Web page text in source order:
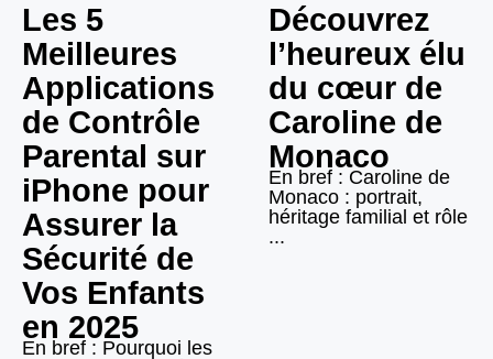
Les 5
Meilleures
Applications
de Contrôle
Parental sur
iPhone pour
Assurer la
Sécurité de
Vos Enfants
en 2025
En bref : Pourquoi les
Découvrez
l’heureux élu
du cœur de
Caroline de
Monaco
En bref : Caroline de
Monaco : portrait,
héritage familial et rôle
...